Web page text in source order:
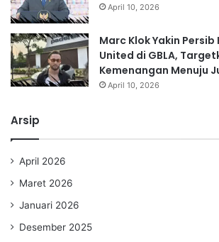
April 10, 2026
Marc Klok Yakin
United di GBLA,
Kemenangan Menuju
April 10, 2026
Arsip
April 2026
Maret 2026
Januari 2026
Desember 2025